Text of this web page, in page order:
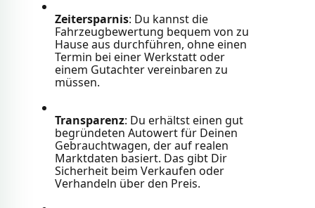
Zeitersparnis: Du kannst die
Fahrzeugbewertung bequem von zu
Hause aus durchführen, ohne einen
Termin bei einer Werkstatt oder
einem Gutachter vereinbaren zu
müssen.
Transparenz: Du erhältst einen gut
begründeten Autowert für Deinen
Gebrauchtwagen, der auf realen
Marktdaten basiert. Das gibt Dir
Sicherheit beim Verkaufen oder
Verhandeln über den Preis.